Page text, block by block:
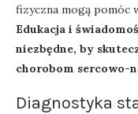
fizyczna mogą pomóc
Edukacja i
niezbędne, by
chorobom sercowo-
Diagnostyka